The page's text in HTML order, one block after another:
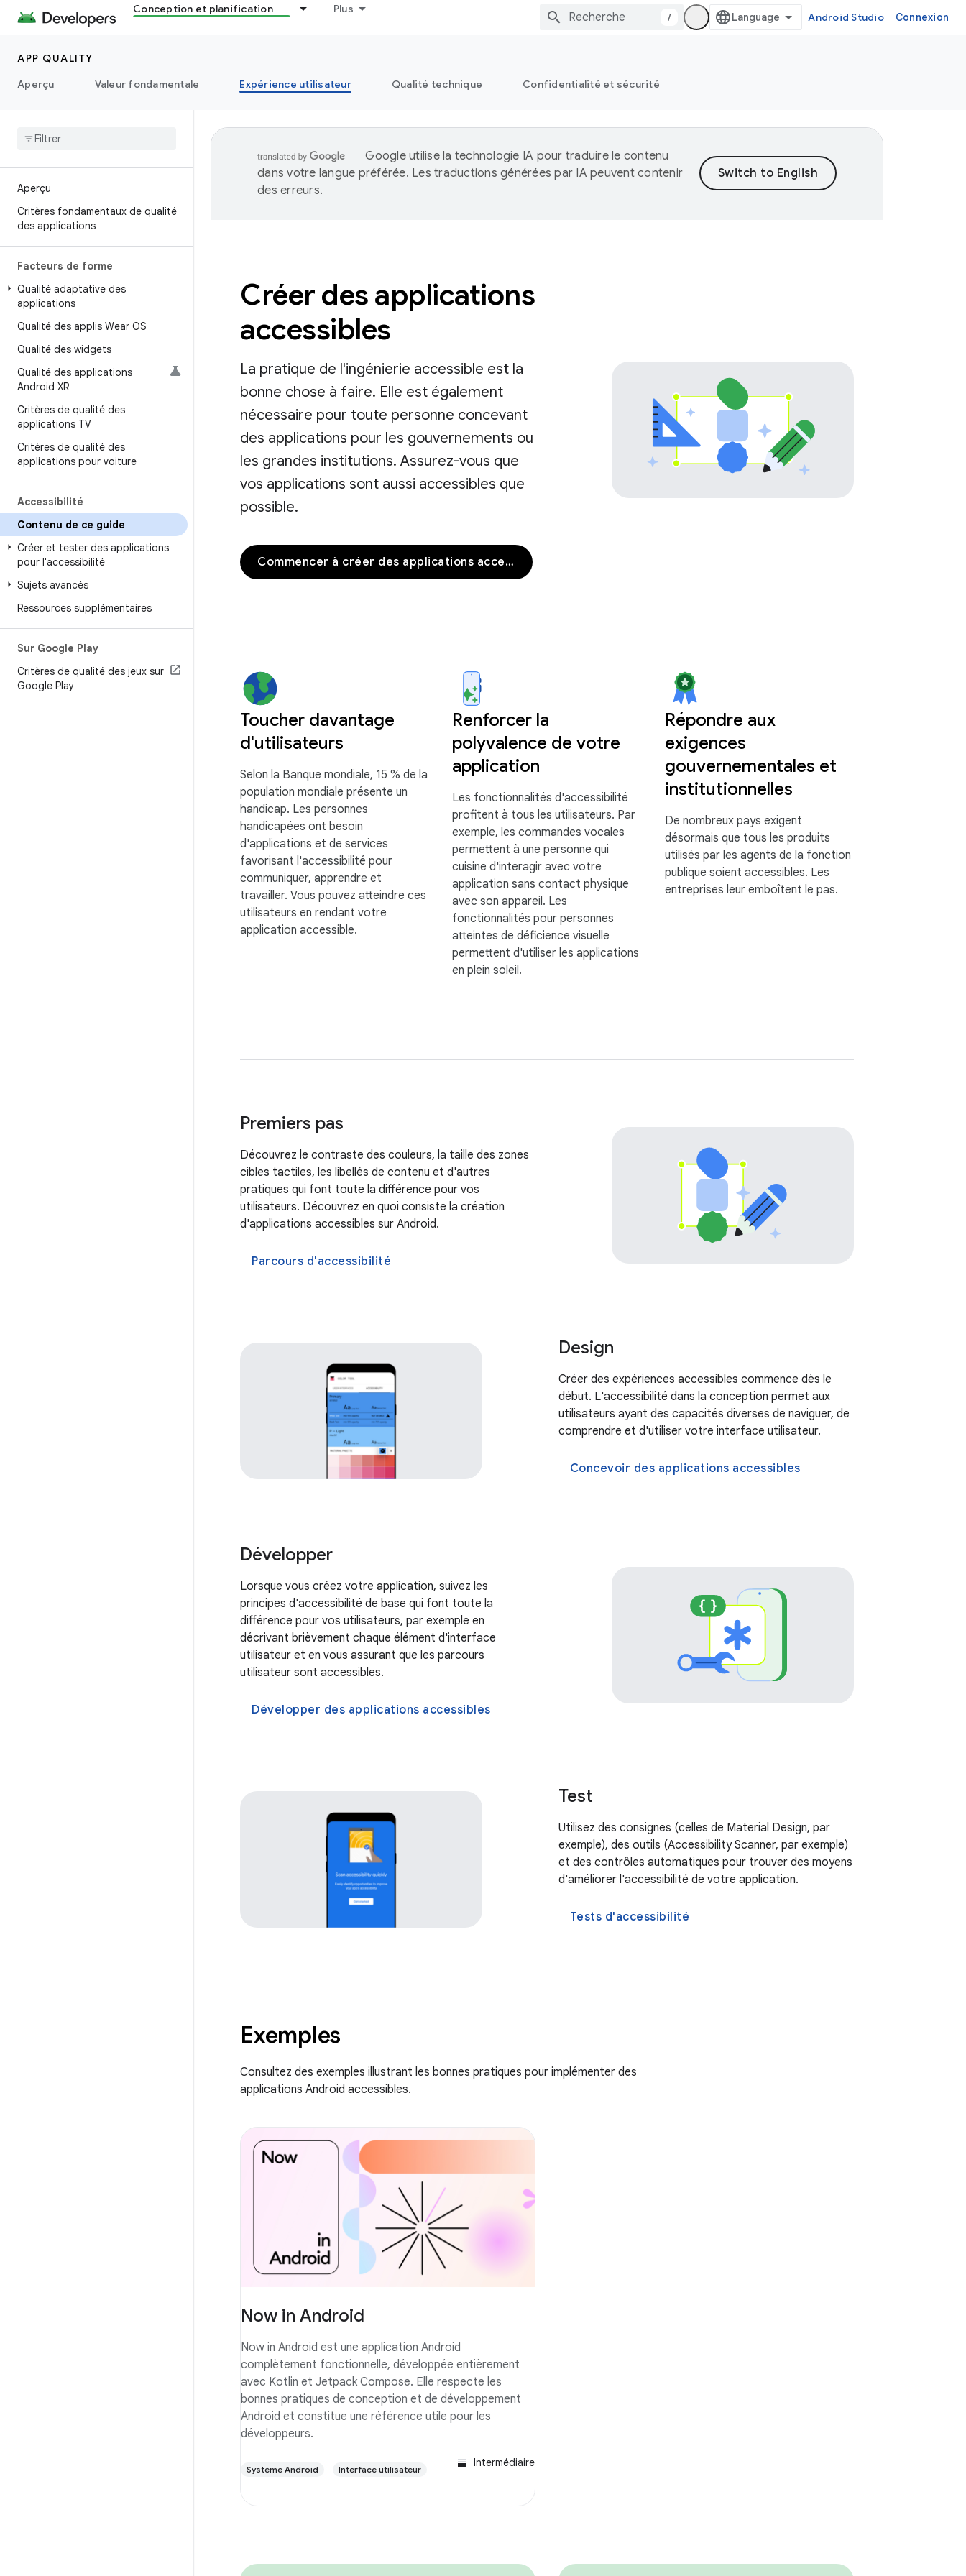
Conception et planification Plus
/ Android Studio Connexion
APP QUALITY
Aperçu
Valeur fondamentale Expérience utilisateur Qualité technique Confidentialité et sécurité
Aperçu
Critères fondamentaux de qualité
des applications
Facteurs de forme
Qualité adaptative des
applications
Qualité des applis Wear OS
Qualité des widgets
Qualité des applications
Android XR
Critères de qualité des
applications TV
Critères de qualité des
applications pour voiture
Accessibilité
Contenu de ce guide
Créer et tester des applications
pour l'accessibilité
Sujets avancés
Ressources supplémentaires
Sur Google Play
Critères de qualité des jeux sur
Google Play
Google utilise la technologie IA pour traduire le contenu
dans votre langue préférée. Les traductions générées par IA peuvent contenir
des erreurs.
Créer des applications
accessibles
La pratique de l'ingénierie accessible est la
bonne chose à faire. Elle est également
nécessaire pour toute personne concevant
des applications pour les gouvernements ou
les grandes institutions. Assurez-vous que
vos applications sont aussi accessibles que
possible.
Commencer à créer des applications accessibles
Toucher davantage
d'utilisateurs
Selon la Banque mondiale, 15 % de la
population mondiale présente un
handicap. Les personnes
handicapées ont besoin
d'applications et de services
favorisant l'accessibilité pour
communiquer, apprendre et
travailler. Vous pouvez atteindre ces
utilisateurs en rendant votre
application accessible.
Renforcer la
polyvalence de votre
application
Les fonctionnalités d'accessibilité
profitent à tous les utilisateurs. Par
exemple, les commandes vocales
permettent à une personne qui
cuisine d'interagir avec votre
application sans contact physique
avec son appareil. Les
fonctionnalités pour personnes
atteintes de déficience visuelle
permettent d'utiliser les applications
en plein soleil.
Répondre aux
exigences
gouvernementales et
institutionnelles
De nombreux pays exigent
désormais que tous les produits
utilisés par les agents de la fonction
publique soient accessibles. Les
entreprises leur emboîtent le pas.
Premiers pas
Découvrez le contraste des couleurs, la taille des zones
cibles tactiles, les libellés de contenu et d'autres
pratiques qui font toute la différence pour vos
utilisateurs. Découvrez en quoi consiste la création
d'applications accessibles sur Android.
Parcours d'accessibilité
Design
Créer des expériences accessibles commence dès le
début. L'accessibilité dans la conception permet aux
utilisateurs ayant des capacités diverses de naviguer, de
comprendre et d'utiliser votre interface utilisateur.
Concevoir des applications accessibles
Développer
Lorsque vous créez votre application, suivez les
principes d'accessibilité de base qui font toute la
différence pour vos utilisateurs, par exemple en
décrivant brièvement chaque élément d'interface
utilisateur et en vous assurant que les parcours
utilisateur sont accessibles.
Développer des applications accessibles
Test
Utilisez des consignes (celles de Material Design, par
exemple), des outils (Accessibility Scanner, par exemple)
et des contrôles automatiques pour trouver des moyens
d'améliorer l'accessibilité de votre application.
Tests d'accessibilité
Exemples
Consultez des exemples illustrant les bonnes pratiques pour implémenter des
applications Android accessibles.
Now in Android
Now in Android est une application Android
complètement fonctionnelle, développée entièrement
avec Kotlin et Jetpack Compose. Elle respecte les
bonnes pratiques de conception et de développement
Android et constitue une référence utile pour les
développeurs.
Système Android Interface utilisateur
Intermédiaire